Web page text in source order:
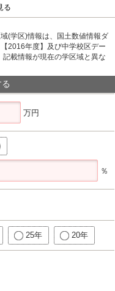
る
(学区)情報は、国土数値情報ダ
2016年度】及び中学校区デー
載情報が現在の学区域と異な
万円
％
25年 20年